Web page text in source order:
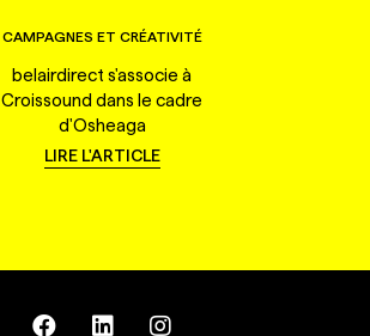
CAMPAGNES ET CRÉATIVITÉ
belairdirect s'associe à
Croissound dans le cadre
d'Osheaga
LIRE L'ARTICLE